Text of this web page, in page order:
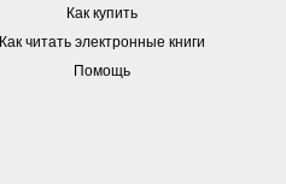
Как купить
Как читать электронные книги
Помощь